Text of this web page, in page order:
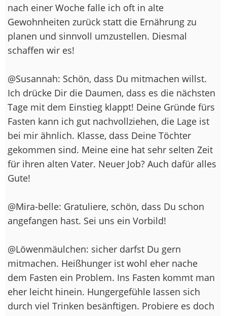
nach einer Woche falle ich oft in alte
Gewohnheiten zurück statt die Ernährung zu
planen und sinnvoll umzustellen. Diesmal
schaffen wir es!
@Susannah: Schön, dass Du mitmachen willst.
Ich drücke Dir die Daumen, dass es die nächsten
Tage mit dem Einstieg klappt! Deine Gründe fürs
Fasten kann ich gut nachvollziehen, die Lage ist
bei mir ähnlich. Klasse, dass Deine Töchter
gekommen sind. Meine eine hat sehr selten Zeit
für ihren alten Vater. Neuer Job? Auch dafür alles
Gute!
@Mira-belle: Gratuliere, schön, dass Du schon
angefangen hast. Sei uns ein Vorbild!
@Löwenmäulchen: sicher darfst Du gern
mitmachen. Heißhunger ist wohl eher nache
dem Fasten ein Problem. Ins Fasten kommt man
eher leicht hinein. Hungergefühle lassen sich
durch viel Trinken besänftigen. Probiere es doch